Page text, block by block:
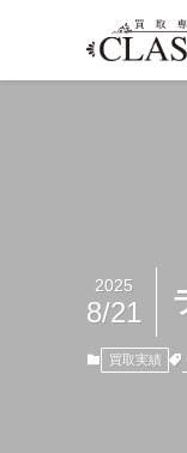
2025
8/21
買取実績